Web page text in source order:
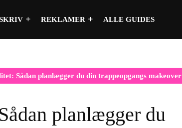
REKLAMER ALLE GUIDES
Sådan planlægger du din trappeopgangs makeover
planlægger du